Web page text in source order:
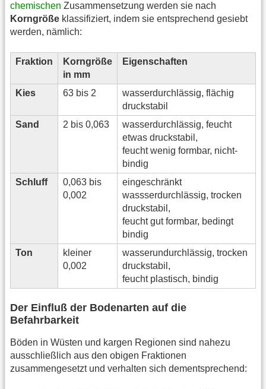
chemischen Zusammensetzung werden sie nach
Korngröße klassifiziert, indem sie entsprechend gesiebt
werden, nämlich:
Fraktion
Korngröße
in mm
Eigenschaften
Kies 63 bis 2
wasserdurchlässig, flächig
druckstabil
Sand
2 bis 0,063
wasserdurchlässig, feucht
etwas druckstabil,
feucht wenig formbar, nicht-
bindig
Schluff
0,063 bis
0,002
eingeschränkt
wassserdurchlässig, trocken
druckstabil,
feucht gut formbar, bedingt
bindig
Ton
kleiner
0,002
wasserundurchlässig, trocken
druckstabil,
feucht plastisch, bindig
Der Einfluß der Bodenarten auf die
Befahrbarkeit
Böden in Wüsten und kargen Regionen sind nahezu
ausschließlich aus den obigen Fraktionen
zusammengesetzt und verhalten sich dementsprechend: